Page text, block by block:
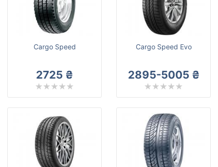
Cargo Speed
2725 ₴
Cargo Speed Evo
2895-5005 ₴
Все бренды
Тип транспортного средства
Усиленная шина